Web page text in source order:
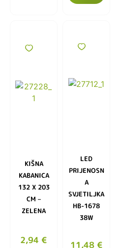
KIŠNA
KABANICA
132 X 203
CM –
ZELENA
2,94 €
LED
PRIJENOSN
A
SVJETILJKA
HB-1678
38W
11,48 €